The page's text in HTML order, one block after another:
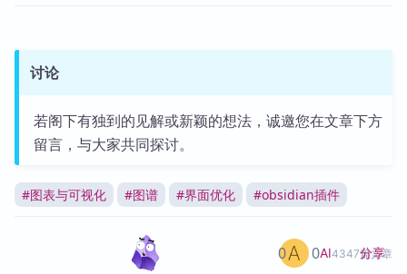
讨论
若阁下有独到的见解或新颖的想法，诚邀您在文章下方
留言，与大家共同探讨。
#图表与可视化 #图谱 #界面优化 #obsidian插件
AI4347篇文章
0 0 分享